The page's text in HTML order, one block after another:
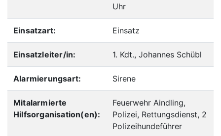
Uhr
Einsatzart: Einsatz
Einsatzleiter/in: 1. Kdt., Johannes Schübl
Alarmierungsart: Sirene
Mitalarmierte
Hilfsorganisation(en):
Feuerwehr Aindling,
Polizei, Rettungsdienst, 2
Polizeihundeführer